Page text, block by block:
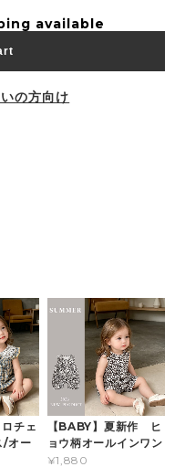
available
の方向け
チェ
/オー
【BABY】夏新作 ヒ
ョウ柄オールインワン
¥1,880